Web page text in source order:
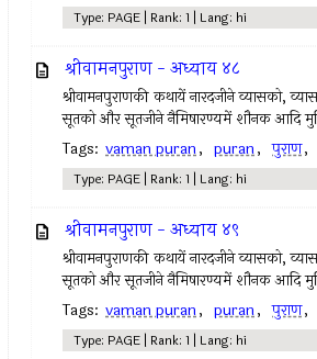
Type: PAGE | Rank: 1 | Lang: hi
श्रीवामनपुराण - अध्याय ४८
श्रीवामनपुराणकी कथायें नारदजीने व्यासको,
सूतको और सूतजीने नैमिषारण्यमें शौनक आदि
Tags: vaman puran, puran, पुराण,
Type: PAGE | Rank: 1 | Lang: hi
श्रीवामनपुराण - अध्याय ४९
श्रीवामनपुराणकी कथायें नारदजीने व्यासको,
सूतको और सूतजीने नैमिषारण्यमें शौनक आदि
Tags: vaman puran, puran, पुराण,
Type: PAGE | Rank: 1 | Lang: hi